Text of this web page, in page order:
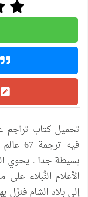
فيه
بسيطة جدا . يحوي
الأعلام النُّبلاء
إلى بلاد الشام فنزَل